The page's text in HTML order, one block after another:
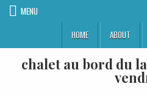
MENU
HOME
ABOUT
chalet au bord du